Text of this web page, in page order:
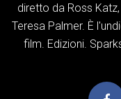
diretto da Ross
Teresa Palmer. È
film. Edizioni.